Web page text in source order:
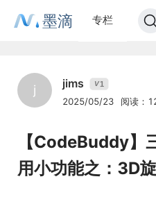
墨滴 专栏
j jims V1
2025/05/23 阅读：
【CodeBuddy】
用小功能之：3D